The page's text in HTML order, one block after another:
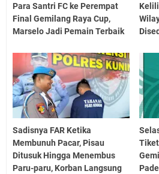
Para Santri FC ke Perempat
Final Gemilang Raya Cup,
Marselo Jadi Pemain Terbaik
Sadisnya FAR Ketika
Membunuh Pacar, Pisau
Ditusuk Hingga Menembus
Paru-paru, Korban Langsung